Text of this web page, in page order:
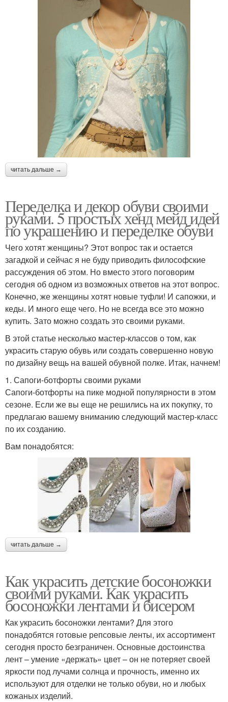
читать дальше →
Переделка и декор обуви своими
руками. 5 простых хенд мейд идей
по украшению и переделке обуви
Чего хотят женщины? Этот вопрос так и остается
загадкой и сейчас я не буду приводить философские
рассуждения об этом. Но вместо этого поговорим
сегодня об одном из возможных ответов на этот вопрос.
Конечно, же женщины хотят новые туфли! И сапожки, и
кеды. И много еще чего. Но не всегда все это можно
купить. Зато можно создать это своими руками.
В этой статье несколько мастер-классов о том, как
украсить старую обувь или создать совершенно новую
по дизайну вещь на вашей обувной полке. Итак, начнем!
1. Сапоги-ботфорты своими руками
Сапоги-ботфорты на пике модной популярности в этом
сезоне. Если же вы еще не решились на их покупку, то
предлагаю вашему вниманию следующий мастер-класс
по их созданию.
Вам понадобятся:
читать дальше →
Как украсить детские босоножки
своими руками. Как украсить
босоножки лентами и бисером
Как украсить босоножки лентами? Для этого
понадобятся готовые репсовые ленты, их ассортимент
сегодня просто безграничен. Основные достоинства
лент – умение «держать» цвет – он не потеряет своей
яркости под лучами солнца и прочность, именно их
используют для отделки не только обуви, но и любых
кожаных изделий.